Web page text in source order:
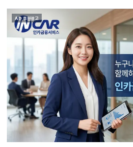
AD 후원광고